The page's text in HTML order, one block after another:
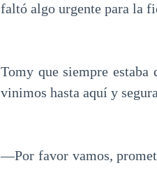
faltó algo urgente para la
Tomy que siempre
vinimos hasta aquí y
—Por favor vamos,